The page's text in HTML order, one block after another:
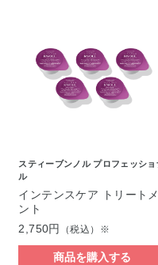
スティーブンノル プロフェッショ
ル
インテンスケア トリートメ
ント
2,750円
（税込）※
商品を購入する